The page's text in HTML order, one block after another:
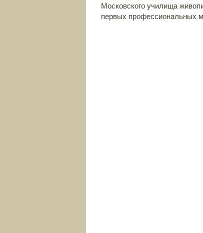
Московского училища
первых профессиональных